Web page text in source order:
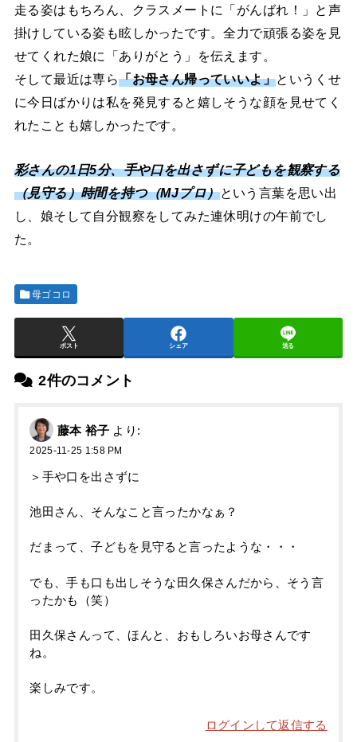
走る姿はもちろん、クラスメートに「がんばれ！」と声
掛けしている姿も眩しかったです。全力で頑張る姿を見
せてくれた娘に「ありがとう」を伝えます。
そして最近は専ら「お母さん帰っていいよ」というくせ
に今日ばかりは私を発見すると嬉しそうな顔を見せてく
れたことも嬉しかったです。
彩さんの1日5分、手や口を出さずに子どもを観察する
（見守る）時間を持つ（MJプロ）という言葉を思い出
し、娘そして自分観察をしてみた連休明けの午前でし
た。
母ゴコロ
ポスト シェア 送る
2件のコメント
藤本 裕子 より:
2025-11-25 1:58 PM
＞手や口を出さずに
池田さん、そんなこと言ったかなぁ？
だまって、子どもを見守ると言ったような・・・
でも、手も口も出しそうな田久保さんだから、そう言
ったかも（笑）
田久保さんって、ほんと、おもしろいお母さんです
ね。
楽しみです。
ログインして返信する